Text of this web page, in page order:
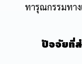
ทารุณกรรมทา
ปัจจัยที่